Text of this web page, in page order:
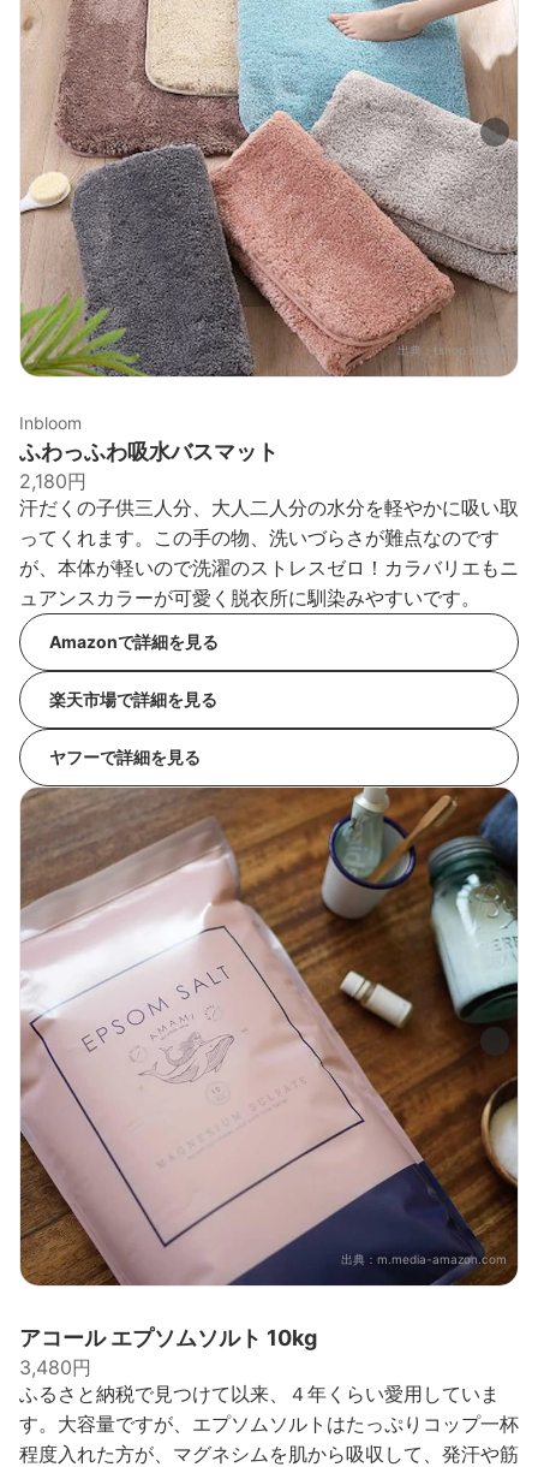
出典： tshop.r10s.jp
Inbloom
ふわっふわ吸水バスマット
2,180円
汗だくの子供三人分、大人二人分の水分を軽やかに吸い取
ってくれます。この手の物、洗いづらさが難点なのです
が、本体が軽いので洗濯のストレスゼロ！カラバリエもニ
ュアンスカラーが可愛く脱衣所に馴染みやすいです。
Amazonで詳細を見る
楽天市場で詳細を見る
ヤフーで詳細を見る
出典： m.media-amazon.com
アコール エプソムソルト 10kg
3,480円
ふるさと納税で見つけて以来、４年くらい愛用していま
す。大容量ですが、エプソムソルトはたっぷりコップ一杯
程度入れた方が、マグネシムを肌から吸収して、発汗や筋